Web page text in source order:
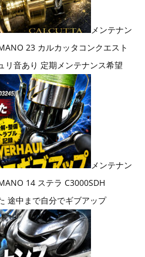
メンテナン
23 カルカッタコンクエスト
リ音あり 定期メンテナンス希望
メンテナン
14 ステラ C3000SDH
途中まで自分でギブアップ